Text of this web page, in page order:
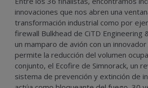
innovaciones que nos abren una
transformación industrial como por
firewall Bulkhead de CiTD Engineering
un mamparo de avión con un
permite la reducción del volumen
conjunto, el Ecofire de Simnorack, un
sistema de prevención y extinción de